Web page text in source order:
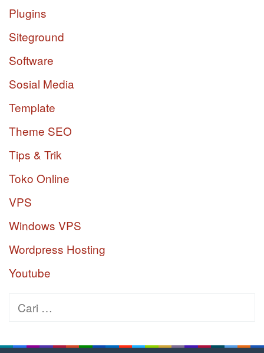
Plugins
Siteground
Software
Sosial Media
Template
Theme SEO
Tips & Trik
Toko Online
VPS
Windows VPS
Wordpress Hosting
Youtube
Cari